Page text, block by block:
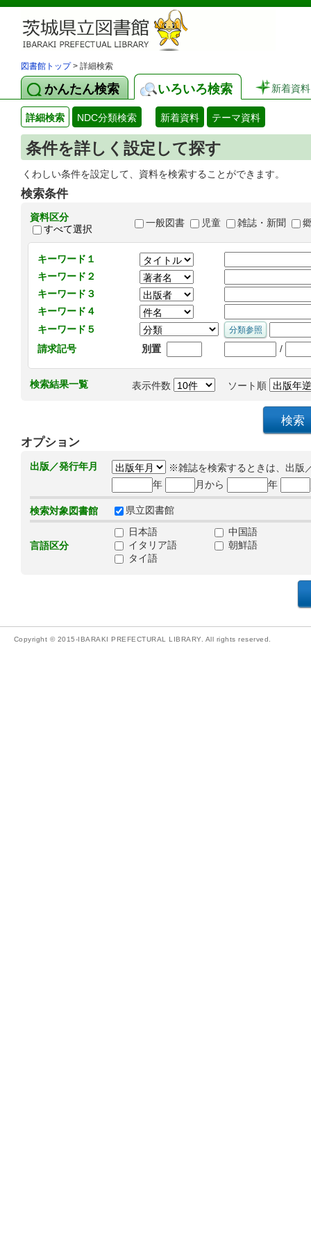
図書館トップ> 詳細検索
かんたん検索 いろいろ検索 新着資料
詳細検索 NDC分類検索 新着資料 テーマ資料
条件を詳しく設定して探す
くわしい条件を設定して、資料を検索することができます。
検索条件
資料区分
すべて選択
一般図書 児童 雑誌・新聞
キーワード１
キーワード２
キーワード３
キーワード４
キーワード５
請求記号
別置 /
検索結果一覧 表示件数 ソート順
オプション
出版／発行年月
※雑誌を検索するときは、出版
年
月から 年
検索対象図書館 県立図書館
言語区分
日本語
中国語
イタリア語
朝鮮語
タイ語
Copyright © 2015-IBARAKI PREFECTURAL LIBRARY. All rights reserved.